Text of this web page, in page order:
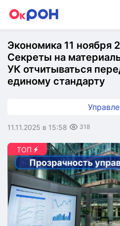
Экономика 11 ноября
Секреты на
УК отчитываться
единому стандарту
11.11.2025 в 15:58 318